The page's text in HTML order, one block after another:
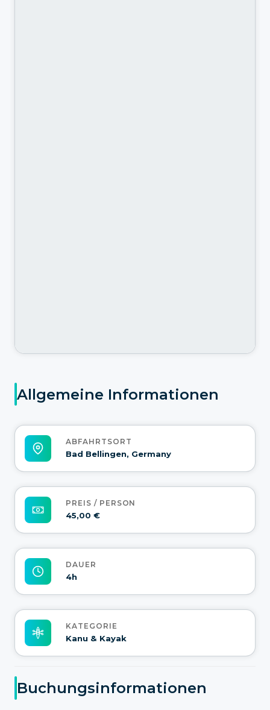
Allgemeine Informationen
ABFAHRTSORT
Bad Bellingen, Germany
PREIS / PERSON
45,00 €
DAUER
4h
KATEGORIE
Kanu & Kayak
Buchungsinformationen